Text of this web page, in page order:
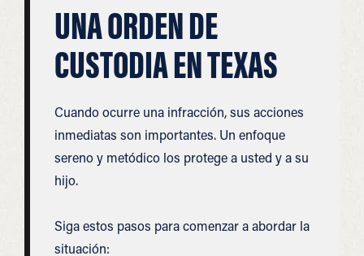
UNA ORDEN DE
CUSTODIA EN TEXAS
Cuando ocurre una infracción, sus acciones
inmediatas son importantes. Un enfoque
sereno y metódico los protege a usted y a su
hijo.
Siga estos pasos para comenzar a abordar la
situación: